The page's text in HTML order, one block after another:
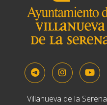
Villanueva de la